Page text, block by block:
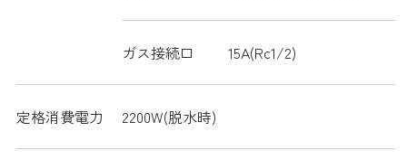
ガス接続口 15A(Rc1/2)
定格消費電力 2200W(脱水時)